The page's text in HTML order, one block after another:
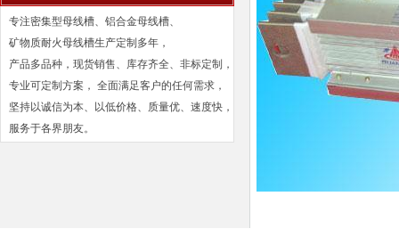
专注密集型母线槽、铝合金母线槽、
矿物质耐火母线槽生产定制多年，
产品多品种，现货销售、库存齐全、非标定制，
专业可定制方案， 全面满足客户的任何需求，
坚持以诚信为本、以低价格、质量优、速度快，
服务于各界朋友。